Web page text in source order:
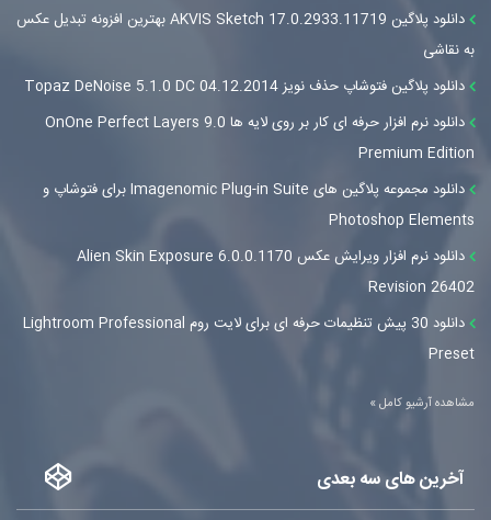
دانلود پلاگین AKVIS Sketch 17.0.2933.11719 بهترین افزونه تبدیل عکس
به نقاشی
دانلود پلاگین فتوشاپ حذف نویز Topaz DeNoise 5.1.0 DC 04.12.2014
دانلود نرم افزار حرفه ای کار بر روی لایه ها OnOne Perfect Layers 9.0
Premium Edition
دانلود مجموعه پلاگین های Imagenomic Plug-in Suite برای فتوشاپ و
Photoshop Elements
دانلود نرم افزار ویرایش عکس Alien Skin Exposure 6.0.0.1170
Revision 26402
دانلود 30 پیش تنظیمات حرفه ای برای لایت روم Lightroom Professional
Preset
مشاهده آرشیو کامل »
آخرین های سه بعدی